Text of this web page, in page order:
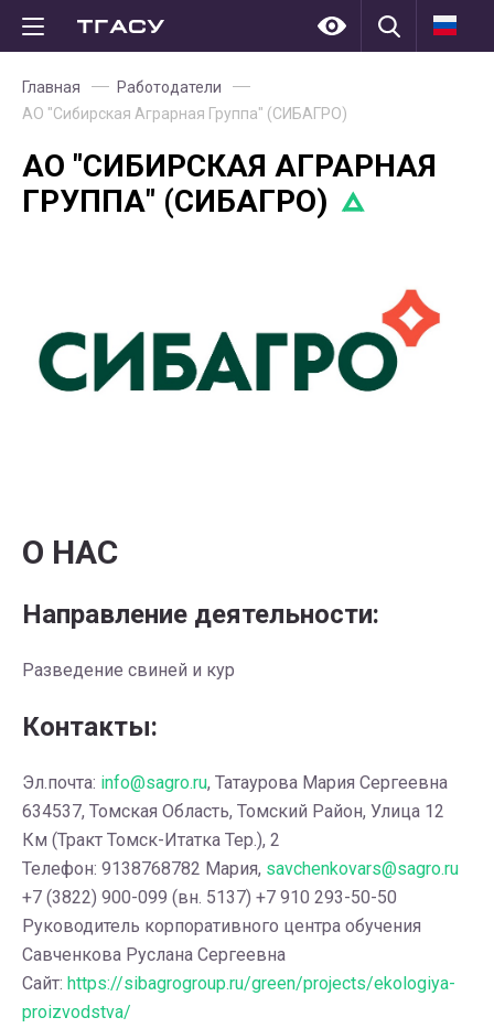
Главная
Работодатели
АО "Сибирская Аграрная Группа" (СИБАГРО)
АО "СИБИРСКАЯ АГРАРНАЯ
ГРУППА" (СИБАГРО)
О НАС
Направление деятельности:
Разведение свиней и кур
Контакты:
Эл.почта: info@sagro.ru, Татаурова Мария Сергеевна
634537, Томская Область, Томский Район, Улица 12
Км (Тракт Томск-Итатка Тер.), 2
Телефон: 9138768782 Мария, savchenkovars@sagro.ru
+7 (3822) 900-099 (вн. 5137) +7 910 293-50-50
Руководитель корпоративного центра обучения
Савченкова Руслана Сергеевна
Сайт: https://sibagrogroup.ru/green/projects/ekologiya-
proizvodstva/